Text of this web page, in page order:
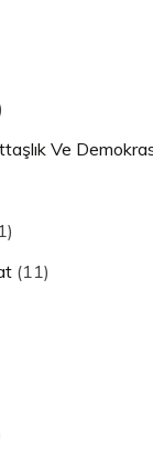
Ve
(11)